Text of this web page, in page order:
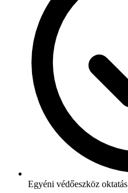
Egyéni védőeszköz oktatás